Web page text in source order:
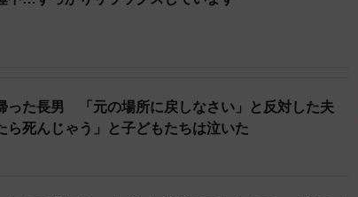
った長男 「元の場所に戻しなさい」と反対した夫
ら死んじゃう」と子どもたちは泣いた